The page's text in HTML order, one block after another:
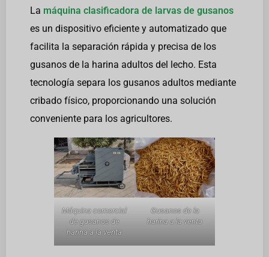
La máquina clasificadora de larvas de gusanos
es un dispositivo eficiente y automatizado que
facilita la separación rápida y precisa de los
gusanos de la harina adultos del lecho. Esta
tecnología separa los gusanos adultos mediante
cribado físico, proporcionando una solución
conveniente para los agricultores.
Máquina comercial
de gusanos de
harina a la venta
Gusanos de la
harina a la venta